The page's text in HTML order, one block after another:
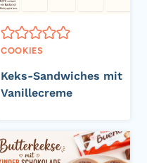
COOKIES
Keks-Sandwiches mit
Vanillecreme